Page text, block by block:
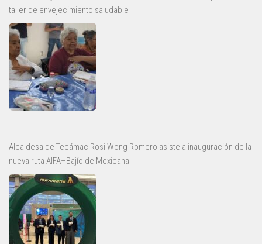
taller de envejecimiento saludable
Alcaldesa de Tecámac Rosi Wong Romero asiste a inauguración de la
nueva ruta AIFA–Bajío de Mexicana